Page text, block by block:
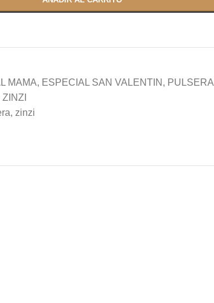
MAMA, ESPECIAL SAN VALENTIN ,
ZINZI
, zinzi